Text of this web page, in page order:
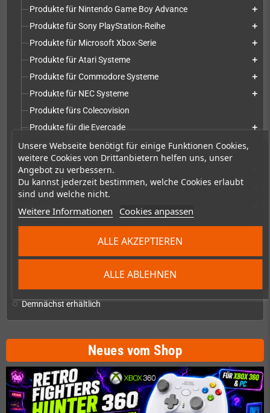
Unsere Webseite benötigt für einige Funktionen Cookies,
weitere Cookies von Drittanbietern helfen uns, unser
Angebot zu verbessern.
Du kannst jederzeit bestimmen, welche Cookies erlaubt
sind und welche nicht.
Weitere Informationen Cookies anpassen
ALLE ABLEHNEN
ALLE AKZEPTIEREN
Produkte für Nintendo Game Boy Advance add
Produkte für Sony PlayStation-Reihe add
Produkte für Microsoft Xbox-Serie add
Produkte für Atari Systeme add
Produkte für Commodore Systeme add
Produkte für NEC Systeme add
Produkte fürs Colecovision
Produkte für die Evercade
add
Produkte für moderne PCs
Spiele
Reparaturen, Mods & Ersatzteile
Zubehör
Merchandise, Zeitschriften und Bücher add
Checkmate & Retro Monitor
Demnächst erhältlich
Neues vom Shop